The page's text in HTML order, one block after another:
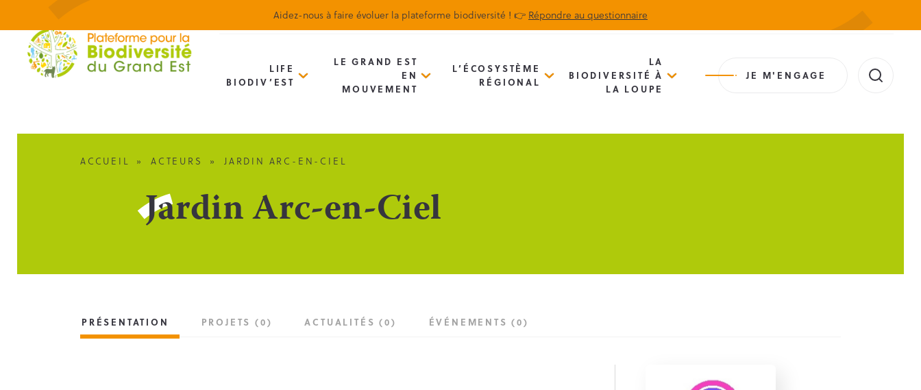
Aidez-nous à faire évoluer la plateforme biodiversité ! 👉 Répondre au questionnaire
Biodiv’Map Newsletter Actualités
LIFE
BIODIV’EST
LE GRAND EST
EN
MOUVEMENT
L’ÉCOSYSTÈME
RÉGIONAL
LA
BIODIVERSITÉ À
LA LOUPE
JE M'ENGAGE
ACCUEIL » ACTEURS » JARDIN ARC-EN-CIEL
Jardin Arc-en-Ciel
PRÉSENTATION PROJETS (0) ACTUALITÉS (0) ÉVÉNEMENTS (0)